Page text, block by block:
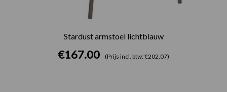
Stardust armstoel lichtblauw
€167.00 (Prijs incl. btw: €202,07)